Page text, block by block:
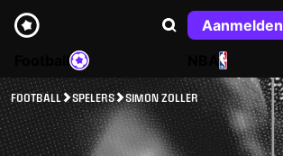
Aanmelden
NBA
FOOTBALL SPELERS SIMON ZOLLER